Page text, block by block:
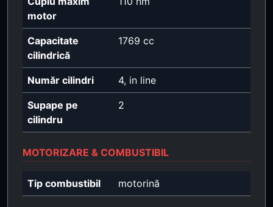
motor
Capacitate
cilindrică
1769 cc
Număr cilindri 4, in line
Supape pe
cilindru
2
MOTORIZARE & COMBUSTIBIL
Tip combustibil motorină